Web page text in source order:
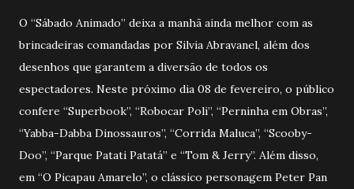
O “Sábado Animado” deixa a manhã ainda melhor com as
brincadeiras comandadas por Silvia Abravanel, além dos
desenhos que garantem a diversão de todos os
espectadores. Neste próximo dia 08 de fevereiro, o público
confere “Superbook”, “Robocar Poli”, “Perninha em Obras”,
“Yabba-Dabba Dinossauros”, “Corrida Maluca”, “Scooby-
Doo”, “Parque Patati Patatá” e “Tom & Jerry”. Além disso,
em “O Picapau Amarelo”, o clássico personagem Peter Pan